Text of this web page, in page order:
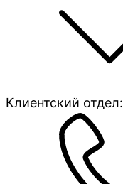
Клиентский отдел: